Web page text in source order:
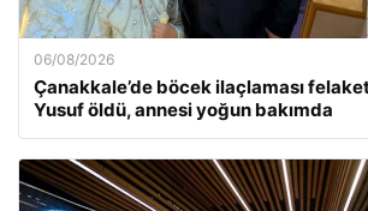
06/08/2026
Çanakkale’de böcek ilaçlaması
Yusuf öldü, annesi yoğun bakımda